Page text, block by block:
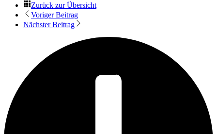
Zurück zur Übersicht
Voriger Beitrag
Nächster Beitrag